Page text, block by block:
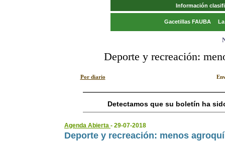
Información
Gacetillas FAUBA
Deporte y recreación:
Por diario
Detectamos que su boletín ha
Agenda Abierta - 29-07-2018
Deporte y recreación: menos